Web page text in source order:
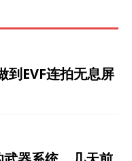
到EVF连拍无息屏